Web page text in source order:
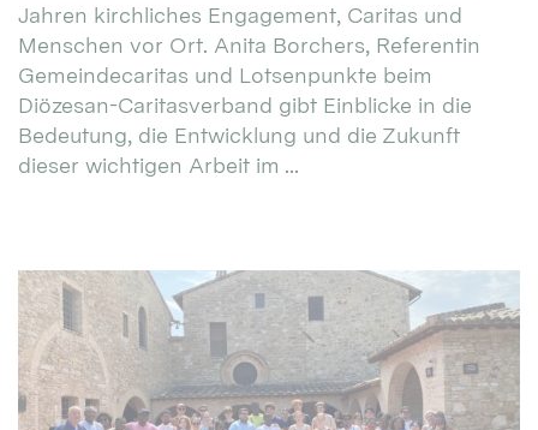
Jahren kirchliches Engagement, Caritas und
Menschen vor Ort. Anita Borchers, Referentin
Gemeindecaritas und Lotsenpunkte beim
Diözesan-Caritasverband gibt Einblicke in die
Bedeutung, die Entwicklung und die Zukunft
dieser wichtigen Arbeit im ...